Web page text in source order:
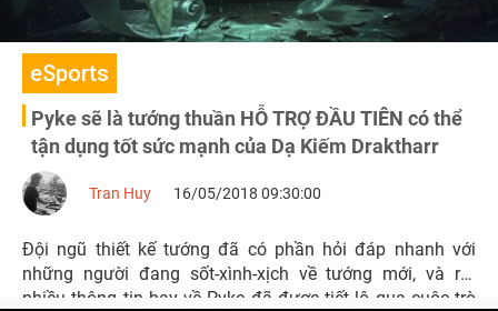
eSports
Pyke sẽ là tướng thuần HỖ TRỢ ĐẦU TIÊN có thể
tận dụng tốt sức mạnh của Dạ Kiếm Draktharr
Tran Huy 16/05/2018 09:30:00
Đội ngũ thiết kế tướng đã có phần hỏi đáp nhanh với
những người đang sốt-xình-xịch về tướng mới, và rất
nhiều thông tin hay về Pyke đã được tiết lộ qua cuộc trò